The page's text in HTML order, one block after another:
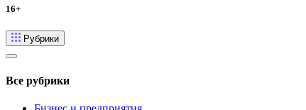
16+
Рубрики
Все рубрики